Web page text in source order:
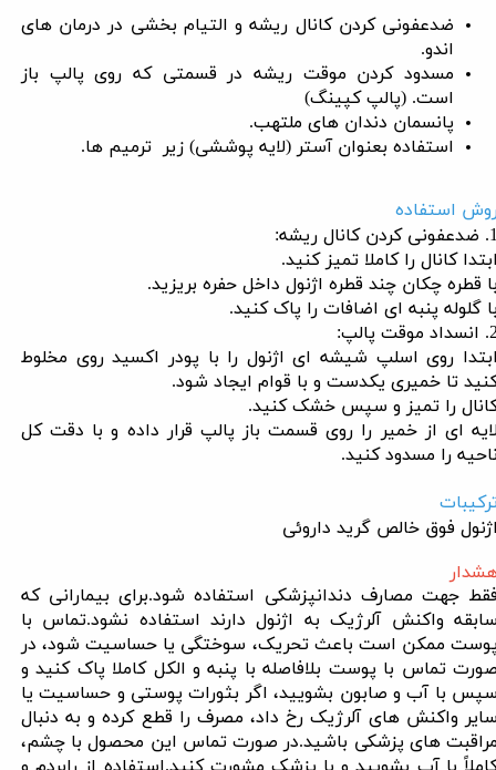
ضدعفونی کردن کانال ریشه و التیام بخشی در درمان های
اندو.
مسدود کردن موقت ریشه در قسمتی که روی پالپ باز
است. (پالپ کپینگ)
پانسمان دندان های ملتهب.
استفاده بعنوان آستر (لایه پوششی) زیر ترمیم ها.
استفاده
کانال ریشه:
کانال را کاملا تمیز کنید.
قطره چکان چند قطره اژنول داخل حفره بریزید.
گلوله پنبه ای اضافات را پاک کنید.
پالپ:
روی اسلپ شیشه ای اژنول را با پودر اکسید روی مخلوط
تا خمیری یکدست و با قوام ایجاد شود.
را تمیز و سپس خشک کنید.
ای از خمیر را روی قسمت باز پالپ قرار داده و با دقت کل
را مسدود کنید.
فوق خالص گرید داروئی
جهت مصارف دندانپزشکی استفاده شود.برای بیمارانی که
واکنش آلرژیک به اژنول دارند استفاده نشود.تماس با
ممکن است باعث تحریک، سوختگی یا حساسیت شود، در
تماس با پوست بلافاصله با پنبه و الکل کاملا پاک کنید و
با آب و صابون بشویید، اگر بثورات پوستی و حساسیت یا
واکنش های آلرژیک رخ داد، مصرف را قطع کرده و به دنبال
های پزشکی باشید.در صورت تماس این محصول با چشم،